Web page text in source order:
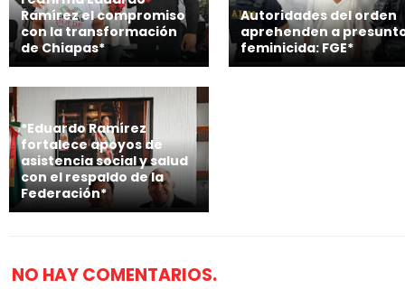
Ramírez el compromiso
con la transformación
de Chiapas*
Autoridades del orden
aprehenden a
feminicida: FGE*
*Eduardo Ramírez
fortalece apoyos de
asistencia social y salud
con el respaldo de la
Federación*
NO HAY COMENTARIOS.